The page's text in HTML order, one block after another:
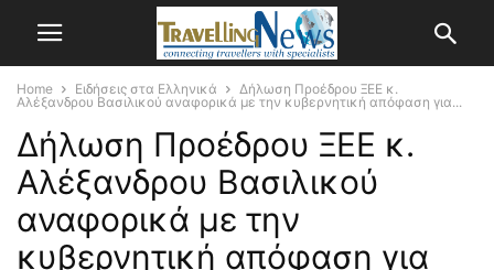
Home Ειδήσεις στα Ελληνικά
Δήλωση Προέδρου ΞΕΕ κ.
Αλέξανδρου Βασιλικού αναφορικά με την κυβερνητική απόφαση για...
Δήλωση Προέδρου ΞΕΕ κ.
Αλέξανδρου Βασιλικού
αναφορικά με την
κυβερνητική απόφαση για